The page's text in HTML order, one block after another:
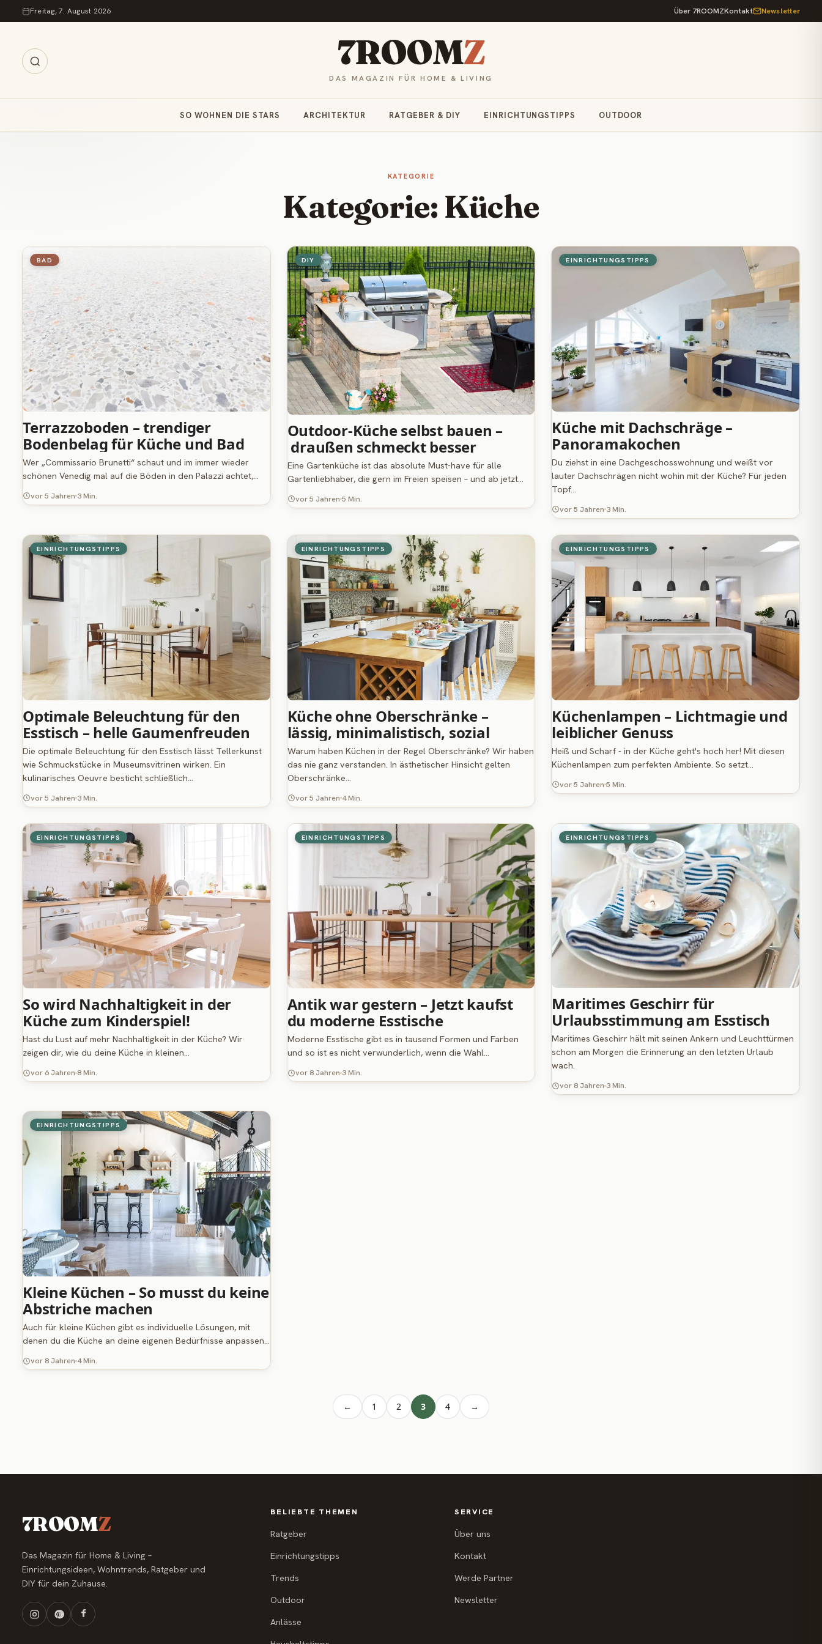
Zum Inhalt springen
Freitag, 7. August 2026 Über 7ROOMZKontakt Newsletter
7ROOMZ
DAS MAGAZIN FÜR HOME & LIVING
SO WOHNEN DIE STARS ARCHITEKTUR RATGEBER & DIY EINRICHTUNGSTIPPS OUTDOOR
KATEGORIE
Kategorie: Küche
BAD
Terrazzoboden – trendiger
Bodenbelag für Küche und Bad
Wer „Commissario Brunetti“ schaut und im immer wieder
schönen Venedig mal auf die Böden in den Palazzi achtet,…
vor 5 Jahren 3 Min.
DIY
Outdoor-Küche selbst bauen –
draußen schmeckt besser
Eine Gartenküche ist das absolute Must-have für alle
Gartenliebhaber, die gern im Freien speisen – und ab jetzt…
vor 5 Jahren 5 Min.
EINRICHTUNGSTIPPS
Küche mit Dachschräge –
Panoramakochen
Du ziehst in eine Dachgeschosswohnung und weißt vor
lauter Dachschrägen nicht wohin mit der Küche? Für jeden
Topf…
vor 5 Jahren 3 Min.
EINRICHTUNGSTIPPS
Optimale Beleuchtung für den
Esstisch – helle Gaumenfreuden
Die optimale Beleuchtung für den Esstisch lässt Tellerkunst
wie Schmuckstücke in Museumsvitrinen wirken. Ein
kulinarisches Oeuvre besticht schließlich…
vor 5 Jahren 3 Min.
EINRICHTUNGSTIPPS
Küche ohne Oberschränke –
lässig, minimalistisch, sozial
Warum haben Küchen in der Regel Oberschränke? Wir haben
das nie ganz verstanden. In ästhetischer Hinsicht gelten
Oberschränke…
vor 5 Jahren 4 Min.
EINRICHTUNGSTIPPS
Küchenlampen – Lichtmagie und
leiblicher Genuss
Heiß und Scharf - in der Küche geht's hoch her! Mit diesen
Küchenlampen zum perfekten Ambiente. So setzt…
vor 5 Jahren5 Min.
EINRICHTUNGSTIPPS
So wird Nachhaltigkeit in der
Küche zum Kinderspiel!
Hast du Lust auf mehr Nachhaltigkeit in der Küche? Wir
zeigen dir, wie du deine Küche in kleinen…
vor 6 Jahren 8 Min.
EINRICHTUNGSTIPPS
Antik war gestern – Jetzt kaufst
du moderne Esstische
Moderne Esstische gibt es in tausend Formen und Farben
und so ist es nicht verwunderlich, wenn die Wahl…
vor 8 Jahren 3 Min.
EINRICHTUNGSTIPPS
Maritimes Geschirr für
Urlaubsstimmung am Esstisch
Maritimes Geschirr hält mit seinen Ankern und Leuchttürmen
schon am Morgen die Erinnerung an den letzten Urlaub
wach.
vor 8 Jahren 3 Min.
EINRICHTUNGSTIPPS
Kleine Küchen – So musst du keine
Abstriche machen
Auch für kleine Küchen gibt es individuelle Lösungen, mit
denen du die Küche an deine eigenen Bedürfnisse anpassen…
vor 8 Jahren 4 Min.
← 1 2 3 4 →
7ROOMZ
Das Magazin für Home & Living –
Einrichtungsideen, Wohntrends, Ratgeber und
DIY für dein Zuhause.
BELIEBTE THEMEN
Ratgeber
Einrichtungstipps
Trends
Outdoor
Anlässe
SERVICE
Über uns
Kontakt
Werde Partner
Newsletter